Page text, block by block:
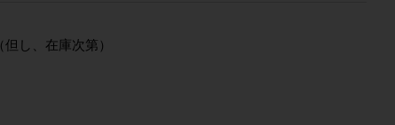
し、在庫次第）